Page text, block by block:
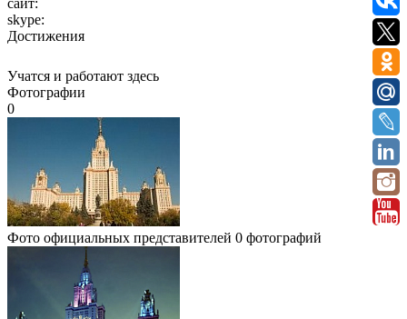
сайт:
skype:
Достижения
Учатся и работают здесь
Фотографии
0
Фото официальных представителей 0 фотографий